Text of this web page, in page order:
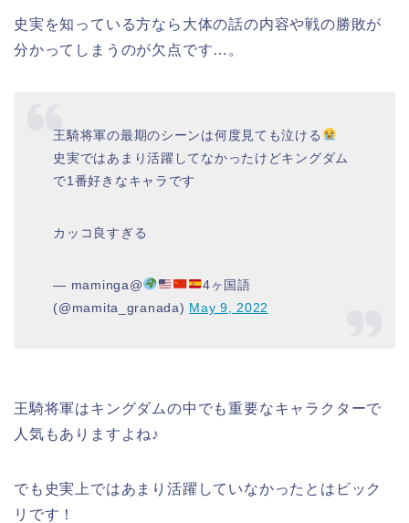
史実を知っている方なら大体の話の内容や戦の勝敗が
分かってしまうのが欠点です…。
王騎将軍の最期のシーンは何度見ても泣ける
史実ではあまり活躍してなかったけどキングダム
で1番好きなキャラです
カッコ良すぎる
— maminga@
4ヶ国語
(@mamita_granada) May 9, 2022
王騎将軍はキングダムの中でも重要なキャラクターで
人気もありますよね♪
でも史実上ではあまり活躍していなかったとはビック
リです！